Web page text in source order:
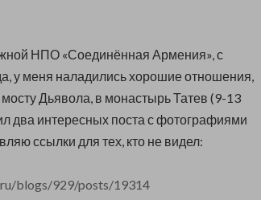
НПО «Соединённая Армения», с
у меня наладились хорошие отношения,
мосту Дьявола, в монастырь Татев (9-13
два интересных поста с фотографиями
ссылки для тех, кто не видел:
blogs/929/posts/19314